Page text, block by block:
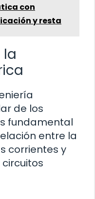
con
y resta
la
de los
fundamental
entre la
corrientes y